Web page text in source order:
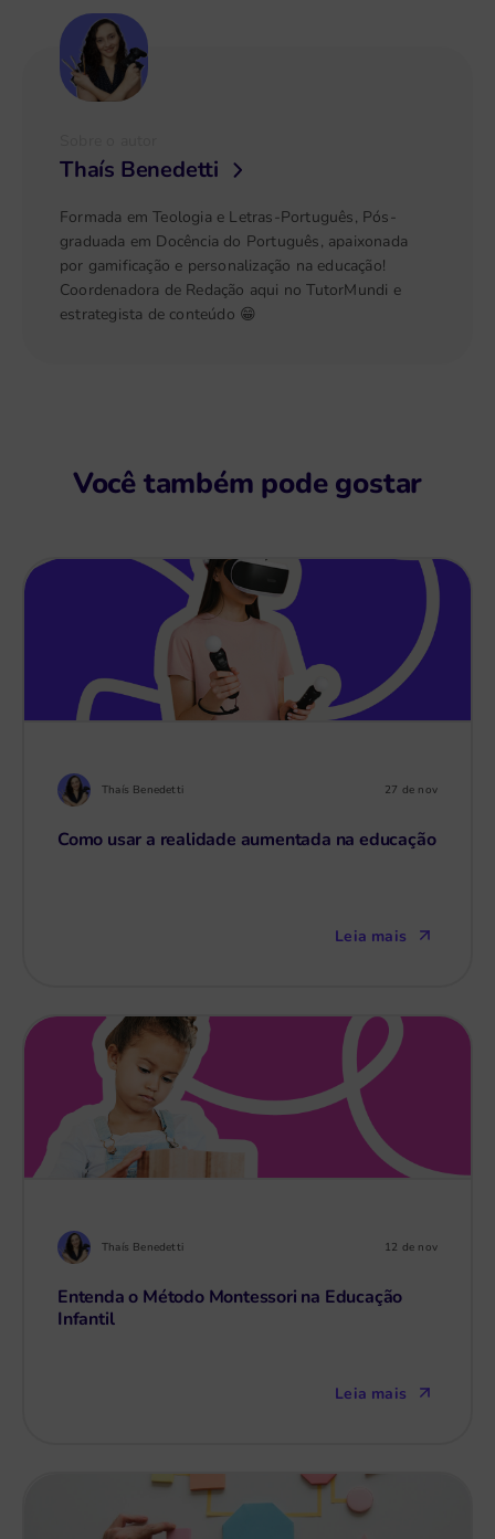
Thaís Benedetti
Formada em Teologia e Letras-Português, Pós-
graduada em Docência do Português, apaixonada
por gamificação e personalização na educação!
Coordenadora de Redação aqui no TutorMundi e
estrategista de conteúdo 😁
Você também pode gostar
Thaís Benedetti 27 de nov
Como usar a realidade aumentada na educação
Leia mais
Thaís Benedetti 12 de nov
Entenda o Método Montessori na Educação
Infantil
Leia mais